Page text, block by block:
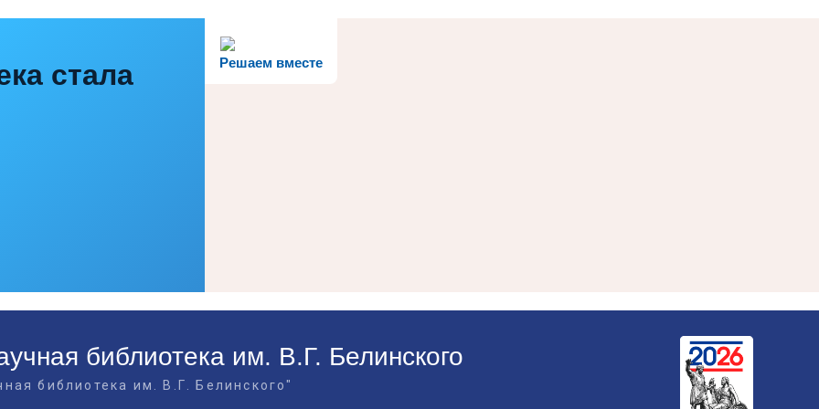
Решаем вместе
стала
библиотека им. В.Г. Белинского
библиотека им. В.Г. Белинского"